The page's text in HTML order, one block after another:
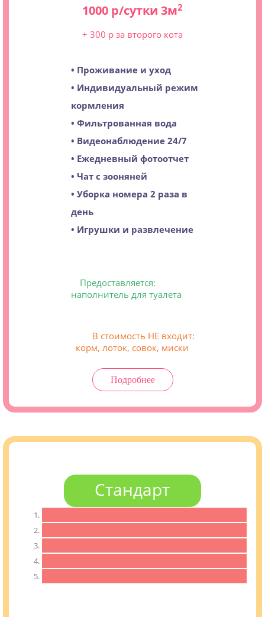
1000 р/сутки 3м2
+ 300 р за второго кота
• Проживание и уход
• Индивидуальный режим
кормления
• Фильтрованная вода
• Видеонаблюдение 24/7
• Ежедневный фотоотчет
• Чат с зооняней
• Уборка номера 2 раза в
день
• Игрушки и развлечение
Предоставляется:
наполнитель для туалета
В стоимость НЕ входит:
корм, лоток, совок, миски
Подробнее
Стандарт